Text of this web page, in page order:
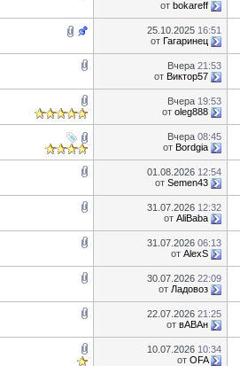
от bokareff
25.10.2025 16:51
от Гагаринец
Вчера 21:53
от Виктор57
Вчера 19:53
от oleg888
Вчера 08:45
от Bordgia
01.08.2026 12:54
от Semen43
31.07.2026 12:32
от AliBaba
31.07.2026 06:13
от AlexS
30.07.2026 22:09
от Ладовоз
22.07.2026 21:25
от вАВАн
10.07.2026 10:34
от OFA